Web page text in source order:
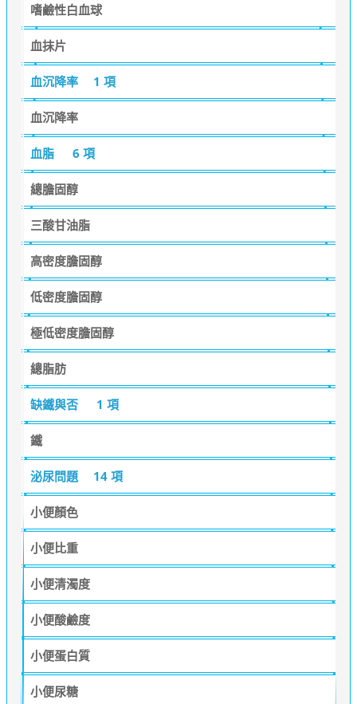
嗜鹼性白血球
血抹片
血沉降率 1 項
血沉降率
血脂 6 項
總膽固醇
三酸甘油脂
高密度膽固醇
低密度膽固醇
極低密度膽固醇
總脂肪
缺鐵與否 1 項
鐵
泌尿問題 14 項
小便顏色
小便比重
小便清濁度
小便酸鹼度
小便蛋白質
小便尿糖